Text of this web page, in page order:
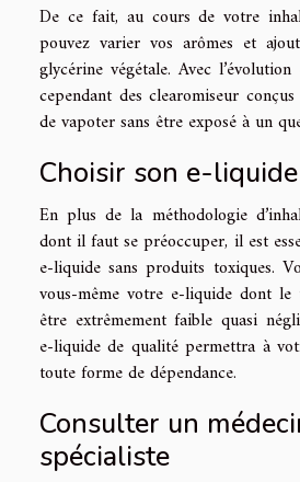
De ce fait, au cours de votre
pouvez varier vos arômes et
glycérine végétale. Avec
cependant des clearomiseur
de vapoter sans être exposé à un
Choisir son e-liquide
En plus de la méthodologie
dont il faut se préoccuper, il est
e-liquide sans produits toxiques.
vous-même votre e-liquide dont
être extrêmement faible quasi
e-liquide de qualité permettra à
toute forme de dépendance.
Consulter un
spécialiste